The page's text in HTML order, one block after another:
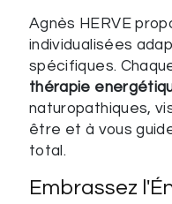
Agnès HERVE
individualisées
spécifiques.
thérapie
naturopathiques,
être et à vous
total.
Embrassez